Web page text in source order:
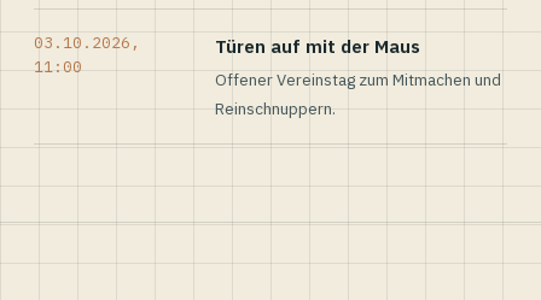
03.10.2026,
11:00
Türen auf mit der Maus
Offener Vereinstag zum Mitmachen und
Reinschnuppern.